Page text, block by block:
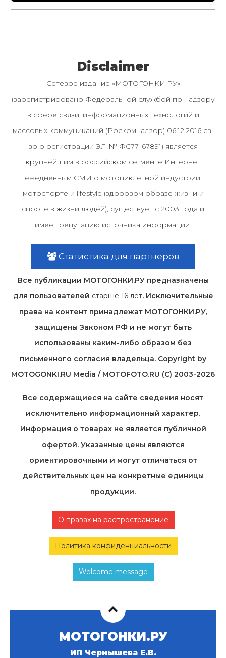
Disclaimer
Сетевое издание «МОТОГОНКИ.РУ»
(зарегистрировано Федеральной службой по надзору
в сфере связи, информационных технологий и
массовых коммуникаций (Роскомнадзор) 06.12.2016 св-
во о регистрации ЭЛ № ФС77–67891) является
крупнейшим в российском сегменте Интернет
ежедневным СМИ о мотоциклетной индустрии,
мотоспорте и lifestyle (здоровом образе жизни и
спорте в жизни людей), существует с 2003 года и
имеет репутацию источника информации.
Статистика для партнеров
Все публикации МОТОГОНКИ.РУ предназначены
для пользователей старше 16 лет. Исключительные
права на контент принадлежат МОТОГОНКИ.РУ,
защищены Законом РФ и не могут быть
использованы каким-либо образом без
письменного согласия владельца. Copyright by
MOTOGONKI.RU Media / MOTOFOTO.RU (C) 2003-2026
Все содержащиеся на cайте сведения носят
исключительно информационный характер.
Информация о товарах не является публичной
офертой. Указанные цены являются
ориентировочными и могут отличаться от
действительных цен на конкретные единицы
продукции.
О правах на распространение
Политика конфиденциальности
Welcome message
МОТОГОНКИ.РУ
ИП Чернышева Е.В.